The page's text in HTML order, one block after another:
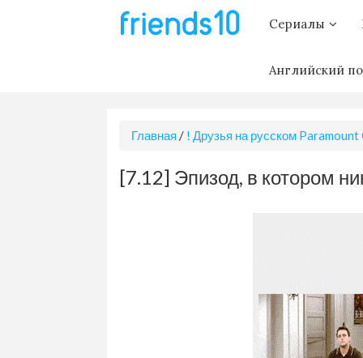
Сериалы
Английский
Главная / ! Друзья на русском Paramount
[7.12] Эпизод, в котором